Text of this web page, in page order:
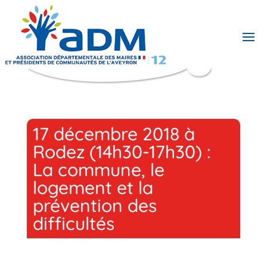
17 décembre 2018 à
Rodez (14h30-17h30) :
La commune, le
logement et la
prévention des
difficultés